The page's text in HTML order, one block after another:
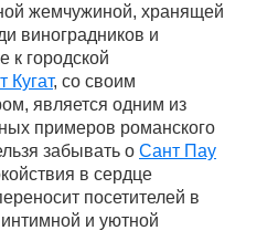
жемчужиной, хранящей
виноградников и
к городской
Кугат, со своим
является одним из
примеров романского
забывать о Сант Пау
в сердце
посетителей в
и уютной